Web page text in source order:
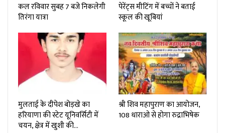
कल रविवार सुबह 7 बजे निकलेगी
तिरंगा यात्रा
पेरेंट्स मीटिंग में बच्चों ने बताई
स्कूल की खूबियां
मुलताई के दीपेश बोड़खे का
हरियाणा की स्टेट यूनिवर्सिटी में
चयन, क्षेत्र में खुशी की…
श्री शिव महापुराण का आयोजन,
108 धाराओ से होगा रुद्राभिषेक